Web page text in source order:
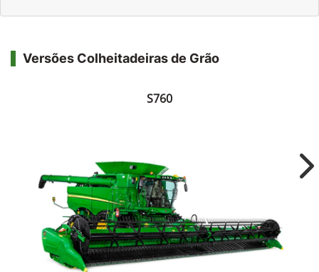
Versões Colheitadeiras de Grão
S760